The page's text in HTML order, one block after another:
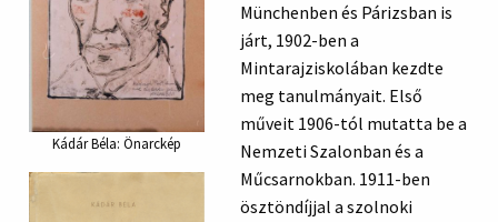
Kádár Béla: Önarckép
Münchenben és Párizsban is
járt, 1902-ben a
Mintarajziskolában kezdte
meg tanulmányait. Első
műveit 1906-tól mutatta be a
Nemzeti Szalonban és a
Műcsarnokban. 1911-ben
ösztöndíjjal a szolnoki